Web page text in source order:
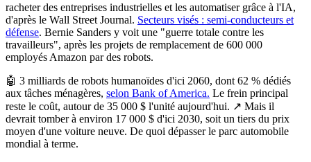
racheter des entreprises industrielles et les automatiser grâce à l'IA,
d'après le Wall Street Journal. Secteurs visés : semi-conducteurs et
défense. Bernie Sanders y voit une "guerre totale contre les
travailleurs", après les projets de remplacement de 600 000
employés Amazon par des robots.
🤖 3 milliards de robots humanoïdes d'ici 2060, dont 62 % dédiés
aux tâches ménagères, selon Bank of America. Le frein principal
reste le coût, autour de 35 000 $ l'unité aujourd'hui. ↗️ Mais il
devrait tomber à environ 17 000 $ d'ici 2030, soit un tiers du prix
moyen d'une voiture neuve. De quoi dépasser le parc automobile
mondial à terme.